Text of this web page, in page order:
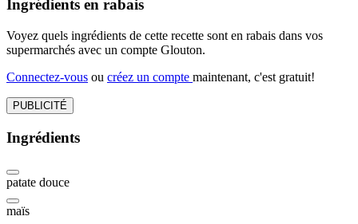
Ingrédients en rabais
Voyez quels ingrédients de cette recette sont en rabais dans vos
supermarchés avec un compte Glouton.
Connectez-vous ou créez un compte maintenant, c'est gratuit!
PUBLICITÉ
Ingrédients
patate douce
maïs